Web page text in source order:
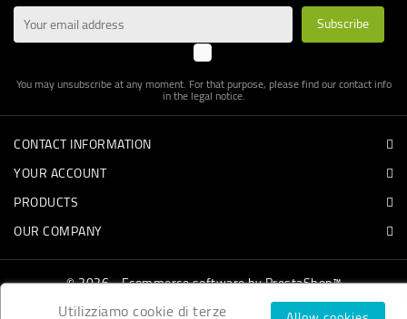
You may unsubscribe at any moment. For that purpose, please find our contact info
in the legal notice.
CONTACT INFORMATION
YOUR ACCOUNT
PRODUCTS
OUR COMPANY
© 2026 - Ecommerce software by PrestaShop™
Utilizziamo cookie di terze